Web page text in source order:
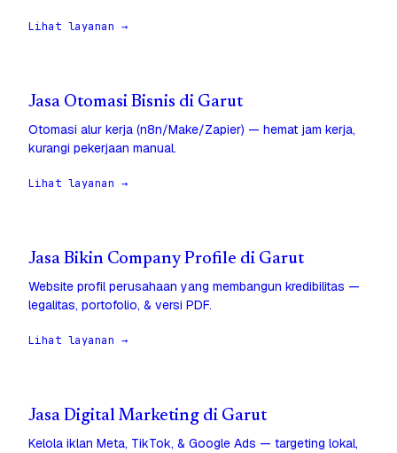
Lihat layanan →
Jasa Otomasi Bisnis di Garut
Otomasi alur kerja (n8n/Make/Zapier) — hemat jam kerja,
kurangi pekerjaan manual.
Lihat layanan →
Jasa Bikin Company Profile di Garut
Website profil perusahaan yang membangun kredibilitas —
legalitas, portofolio, & versi PDF.
Lihat layanan →
Jasa Digital Marketing di Garut
Kelola iklan Meta, TikTok, & Google Ads — targeting lokal,